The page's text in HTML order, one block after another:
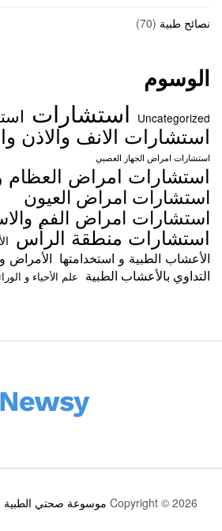
نصائح طبية (70)
الوسوم
Uncategorized استشارات
استشارات الانف والاذن
استشارات امراض الجهاز العصبي
استشارات امراض العظام
استشارات امراض العيون
استشارات امراض الفم
استشارات منطقة الرأس
الأعشاب الطبية و استخدامتها الأمراض و
التداوي بالأعشاب الطبية علم الأحياء و
Copyright © 2026 موسوعة صحتي الطبية